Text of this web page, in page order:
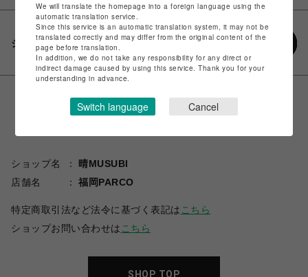
シェアする
ショップ名
晴MUSUBI
店舗名
福岡PARCO
特定商取引法など法令に基づく表記は こちら
ショップお問い合わせは こちら
SHOP TOP
We will translate the homepage into a foreign language using the
automatic translation service.
Since this service is an automatic translation system, it may not be
translated correctly and may differ from the original content of the
page before translation.
In addition, we do not take any responsibility for any direct or
indirect damage caused by using this service. Thank you for your
understanding in advance.
Switch language Cancel